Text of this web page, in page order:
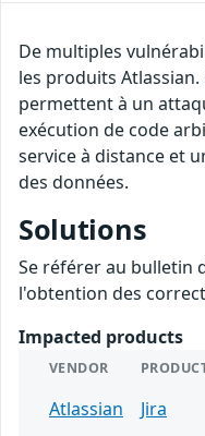
De multiples
les produits
permettent à un
exécution de code
service à distance et
des données.
Solutions
Se référer au bulletin
l'obtention des
Impacted products
VENDOR
Atlassian Jira